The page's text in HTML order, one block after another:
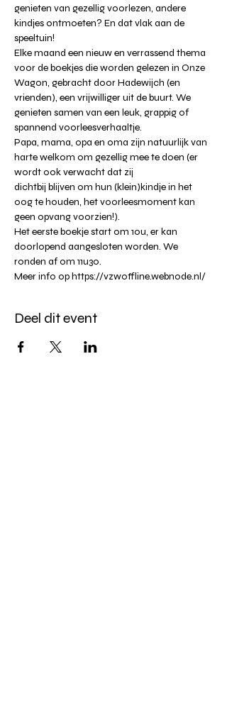
genieten van gezellig voorlezen, andere
kindjes ontmoeten? En dat vlak aan de
speeltuin!
Elke maand een nieuw en verrassend thema
voor de boekjes die worden gelezen in Onze
Wagon, gebracht door Hadewijch (en
vrienden), een vrijwilliger uit de buurt. We
genieten samen van een leuk, grappig of
spannend voorleesverhaaltje.
Papa, mama, opa en oma zijn natuurlijk van
harte welkom om gezellig mee te doen (er
wordt ook verwacht dat zij
dichtbij blijven om hun (klein)kindje in het
oog te houden, het voorleesmoment kan
geen opvang voorzien!).
Het eerste boekje start om 10u, er kan
doorlopend aangesloten worden. We
ronden af om 11u30.
Meer info op https://vzwoffline.webnode.nl/
Deel dit event